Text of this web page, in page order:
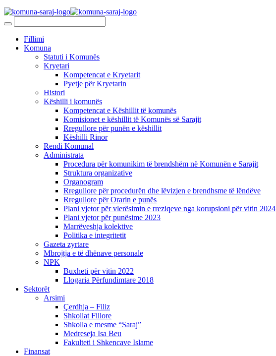
Fillimi
Komuna
Statuti i Komunës
Kryetari
Kompetencat e Kryetarit
Pyetje për Kryetarin
Histori
Këshilli i komunës
Kompetencat e Këshillit të komunës
Komisionet e këshillit të Komunës së Sarajit
Rregullore për punën e këshillit
Këshilli Rinor
Rendi Komunal
Administrata
Procedura për komunikim të brendshëm në Komunën e Sarajit
Struktura organizative
Organogram
Rregullore për procedurën dhe lëvizjen e brendhsme të lëndëve
Rregullore për Orarin e punës
Plani vjetor për vlerësimin e rreziqeve nga korupsioni për vitin 2024
Plani vjetor për punësime 2023
Marrëveshja kolektive
Politika e integritetit
Gazeta zyrtare
Mbrojtja e të dhënave personale
NPK
Buxheti për vitin 2022
Llogaria Përfundimtare 2018
Sektorët
Arsimi
Çerdhja – Filiz
Shkollat Fillore
Shkolla e mesme “Saraj”
Medreseja Isa Beu
Fakulteti i Shkencave Islame
Finansat